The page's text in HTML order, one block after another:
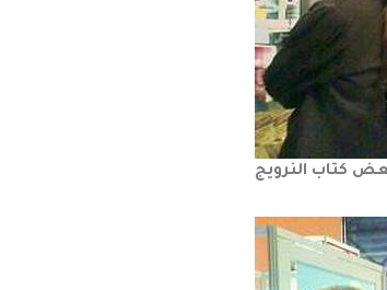
كتاب النرويج